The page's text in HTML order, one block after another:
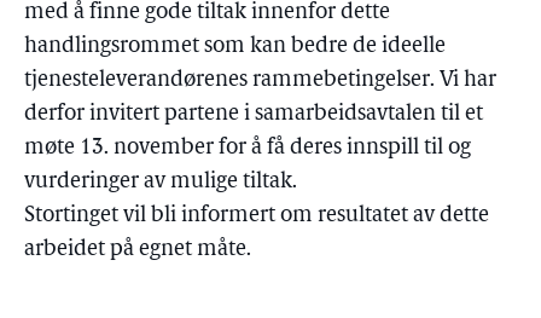
med å finne gode tiltak innenfor dette
handlingsrommet som kan bedre de ideelle
tjenesteleverandørenes rammebetingelser. Vi har
derfor invitert partene i samarbeidsavtalen til et
møte 13. november for å få deres innspill til og
vurderinger av mulige tiltak.
Stortinget vil bli informert om resultatet av dette
arbeidet på egnet måte.